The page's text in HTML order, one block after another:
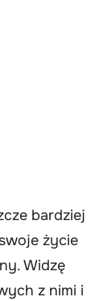
bardziej
życie
Widzę
z nimi i